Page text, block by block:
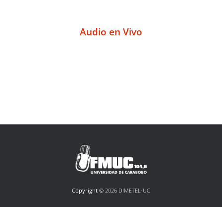
Audio en Vivo
Copyright © 2026 DIMETEL-UC